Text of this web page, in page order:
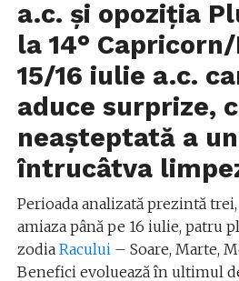
a.c. și opoziția
la 14°
15/16 iulie a.c.
aduce surprize,
neașteptată a
întrucâtva
Perioada analizată prezintă
amiaza până pe 16 iulie, patru
zodia Racului– Soare, Marte,
Benefici evoluează în ultimul